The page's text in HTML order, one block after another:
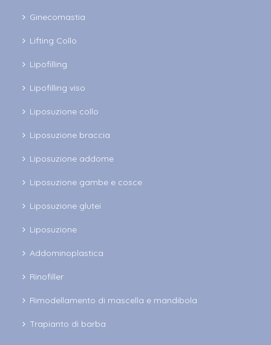
Ginecomastia
Lifting Collo
Lipofilling
Lipofilling viso
Liposuzione collo
Liposuzione braccia
Liposuzione addome
Liposuzione gambe e cosce
Liposuzione glutei
Liposuzione
Addominoplastica
Rinofiller
Rimodellamento di mascella e mandibola
Trapianto di barba